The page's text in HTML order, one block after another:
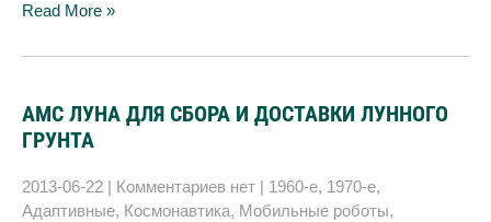
Read More »
АМС ЛУНА ДЛЯ СБОРА И ДОСТАВКИ ЛУННОГО
ГРУНТА
2013-06-22 | Комментариев нет | 1960-е, 1970-е,
Адаптивные, Космонавтика, Мобильные роботы,